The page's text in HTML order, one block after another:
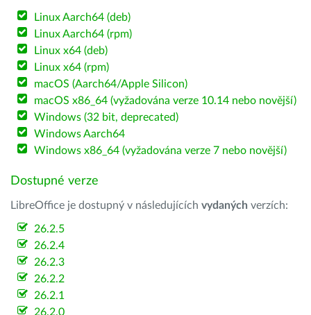
Linux Aarch64 (deb)
Linux Aarch64 (rpm)
Linux x64 (deb)
Linux x64 (rpm)
macOS (Aarch64/Apple Silicon)
macOS x86_64 (vyžadována verze 10.14 nebo novější)
Windows (32 bit, deprecated)
Windows Aarch64
Windows x86_64 (vyžadována verze 7 nebo novější)
Dostupné verze
LibreOffice je dostupný v následujících vydaných verzích:
26.2.5
26.2.4
26.2.3
26.2.2
26.2.1
26.2.0